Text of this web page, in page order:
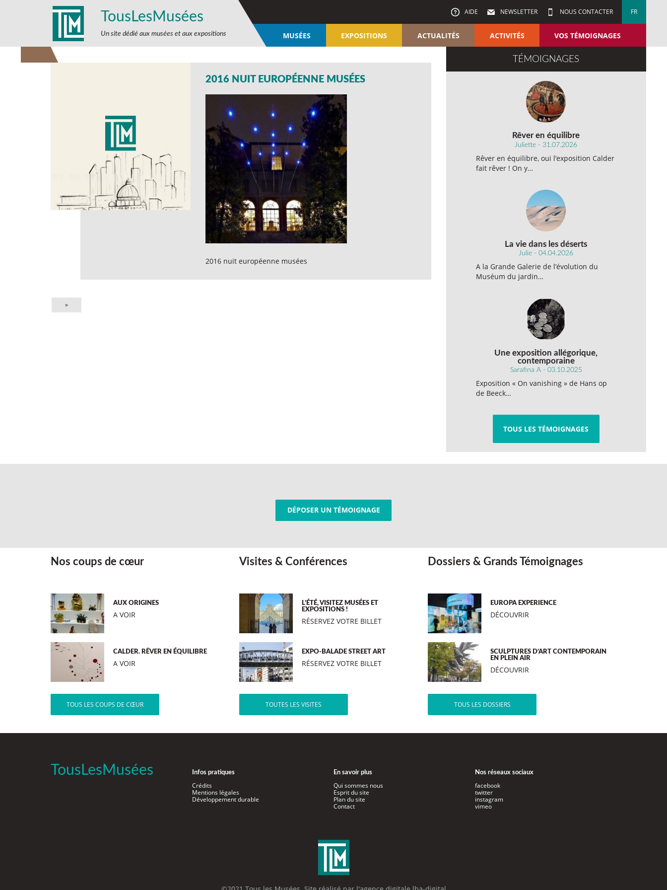
TousLesMusées
Un site dédié aux musées et aux expositions
AIDE NEWSLETTER NOUS CONTACTER FR
MUSÉES EXPOSITIONS ACTUALITÉS ACTIVITÉS VOS TÉMOIGNAGES
2016 NUIT EUROPÉENNE MUSÉES
2016 nuit européenne musées
»
TÉMOIGNAGES
Rêver en équilibre
Juliette - 31.07.2026
Rêver en équilibre, oui l’exposition Calder
fait rêver ! On y…
La vie dans les déserts
Julie - 04.04.2026
A la Grande Galerie de l’évolution du
Muséum du jardin…
Une exposition allégorique,
contemporaine
Sarafina A - 03.10.2025
Exposition « On vanishing » de Hans op
de Beeck…
TOUS LES TÉMOIGNAGES
DÉPOSER UN TÉMOIGNAGE
Nos coups de cœur
AUX ORIGINES
A VOIR
CALDER. RÊVER EN ÉQUILIBRE
A VOIR
TOUS LES COUPS DE CŒUR
Visites & Conférences
L’ÉTÉ, VISITEZ MUSÉES ET
EXPOSITIONS !
RÉSERVEZ VOTRE BILLET
EXPO-BALADE STREET ART
RÉSERVEZ VOTRE BILLET
TOUTES LES VISITES
Dossiers & Grands Témoignages
EUROPA EXPERIENCE
DÉCOUVRIR
SCULPTURES D’ART CONTEMPORAIN
EN PLEIN AIR
DÉCOUVRIR
TOUS LES DOSSIERS
TousLesMusées Infos pratiques
Crédits
Mentions légales
Développement durable
En savoir plus
Qui sommes nous
Esprit du site
Plan du site
Contact
Nos réseaux sociaux
facebook
twitter
instagram
vimeo